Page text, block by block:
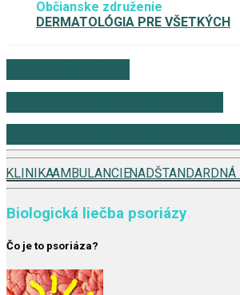
Občianske združenie
DERMATOLÓGIA PRE VŠETKÝCH
KLINIKAAMBULANCIE
Biologická liečba psoriázy
Čo je to psoriáza?